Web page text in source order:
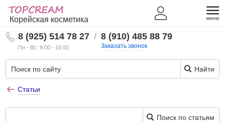
Корейская косметика
8 (925) 514 78 27
Пн - Вс: 9:00 - 16:00
/ 8 (910) 485 88 79
Заказать звонок
Найти
Статьи
Поиск по статьям